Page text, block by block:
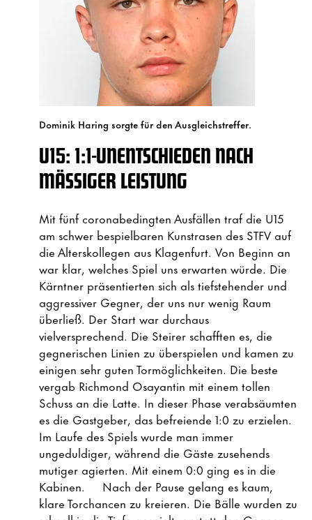
Dominik Haring sorgte für den Ausgleichstreffer.
U15: 1:1-UNENTSCHIEDEN NACH
MÄSSIGER LEISTUNG
Mit fünf coronabedingten Ausfällen traf die U15
am schwer bespielbaren Kunstrasen des STFV auf
die Alterskollegen aus Klagenfurt. Von Beginn an
war klar, welches Spiel uns erwarten würde. Die
Kärntner präsentierten sich als tiefstehender und
aggressiver Gegner, der uns nur wenig Raum
überließ. Der Start war durchaus
vielversprechend. Die Steirer schafften es, die
gegnerischen Linien zu überspielen und kamen zu
einigen sehr guten Tormöglichkeiten. Die beste
vergab Richmond Osayantin mit einem tollen
Schuss an die Latte. In dieser Phase verabsäumten
es die Gastgeber, das befreiende 1:0 zu erzielen.
Im Laufe des Spiels wurde man immer
ungeduldiger, während die Gäste zusehends
mutiger agierten. Mit einem 0:0 ging es in die
Kabinen. Nach der Pause gelang es kaum,
klare Torchancen zu kreieren. Die Bälle wurden zu